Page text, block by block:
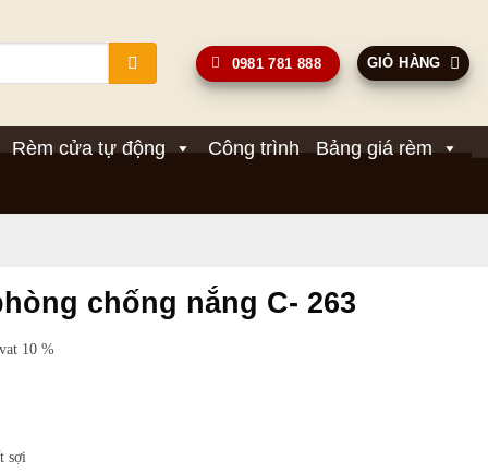
0981 781 888 GIỎ HÀNG
Rèm cửa tự động Công trình
Bảng giá rèm
chống nắng C- 263
10 %
sợi